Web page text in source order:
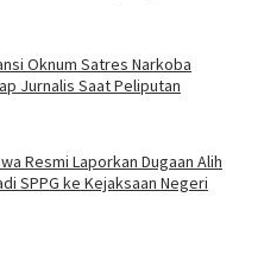
Oknum Satres Narkoba
Jurnalis Saat Peliputan
Resmi Laporkan Dugaan Alih
SPPG ke Kejaksaan Negeri